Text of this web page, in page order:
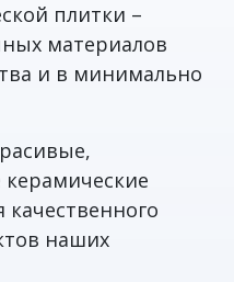
плитки –
материалов
и в минимально
наших